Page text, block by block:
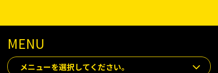
MENU
メニューを選択してください。